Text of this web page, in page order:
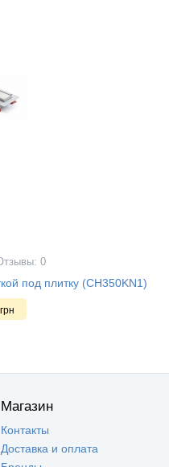
0
под плитку (CH350KN1)
грн
Магазин
Контакты
Доставка и оплата